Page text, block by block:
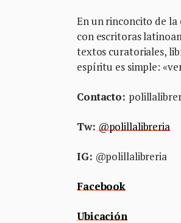
En un rinconcito de
con escritoras
textos curatoriales,
espíritu es simple:
Contacto:
Tw: @polillalibreria
IG: @polillalibreria
Facebook
Ubicación